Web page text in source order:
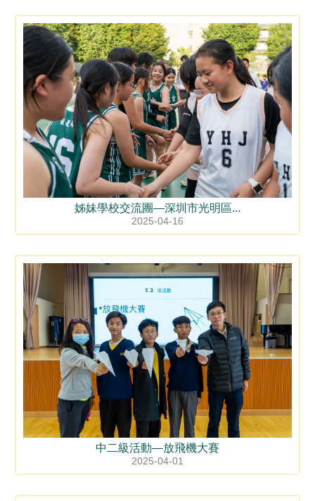
姊妹學校交流團—深圳市光明區...
2025-04-16
中二級活動—放飛機大賽
2025-04-01